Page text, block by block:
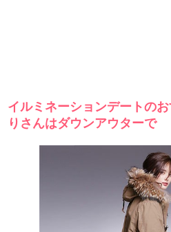
イルミネーションデートの
りさんはダウンアウターで